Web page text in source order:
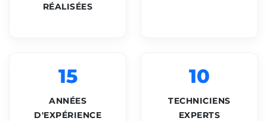
RÉALISÉES
15
ANNÉES
D'EXPÉRIENCE
10
TECHNICIENS
EXPERTS